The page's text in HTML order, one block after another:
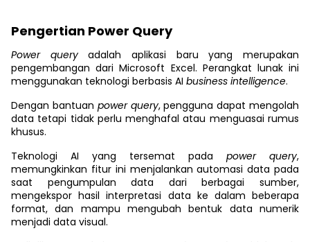
Pengertian Power Query
Power queryadalah aplikasi baru yang merupakan
pengembangan dari Microsoft Excel. Perangkat lunak ini
menggunakan teknologi berbasis AI business intelligence.
Dengan bantuan power query, pengguna dapat mengolah
data tetapi tidak perlu menghafal atau menguasai rumus
khusus.
Teknologi AI yang tersemat pada power query,
memungkinkan fitur ini menjalankan automasi data pada
saat pengumpulan data dari berbagai sumber,
mengekspor hasil interpretasi data ke dalam beberapa
format, dan mampu mengubah bentuk data numerik
menjadi data visual.